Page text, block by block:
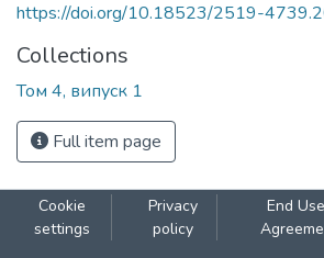
https://doi.org/10.18523/2519-
Collections
Том 4, випуск 1
Full item page
Cookie
settings
Privacy
policy
End